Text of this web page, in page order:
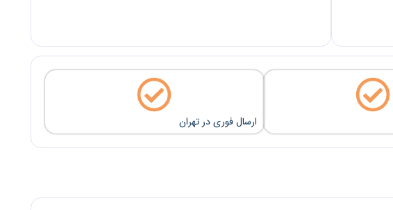
ارسال فوری در تهران